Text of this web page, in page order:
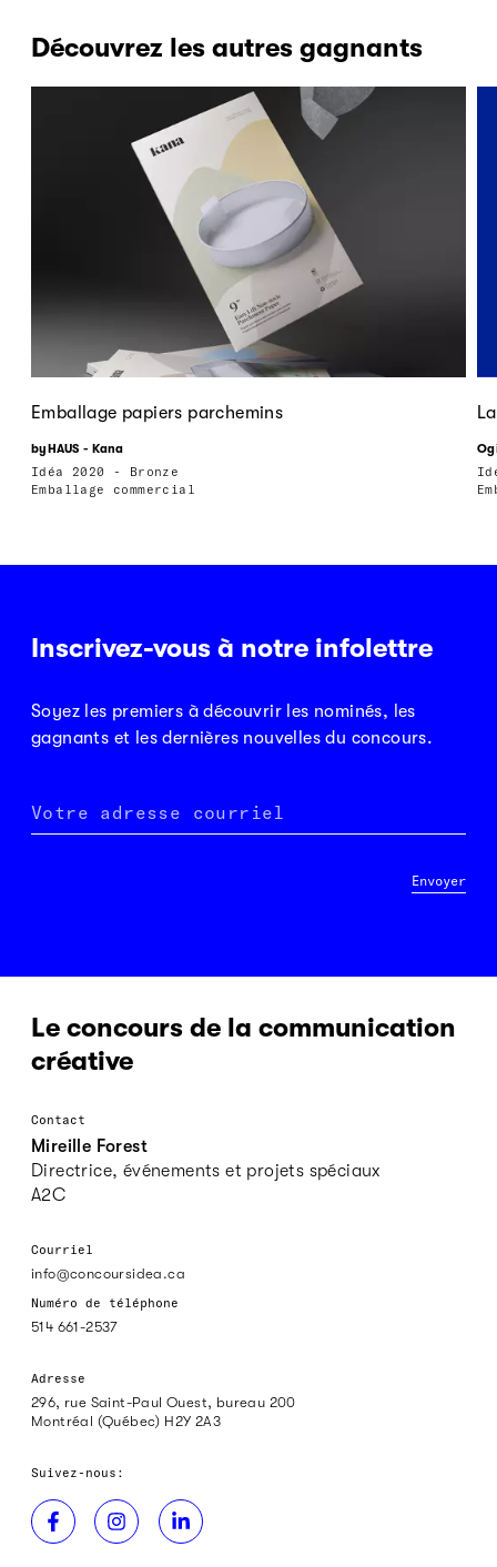
Découvrez les autres gagnants
Emballage papiers parchemins
byHAUS - Kana
Idéa 2020 - Bronze
Emballage commercial
Inscrivez-vous à notre infolettre
Soyez les premiers à découvrir les nominés, les
gagnants et les dernières nouvelles du concours.
Votre adresse courriel
Envoyer
Le concours de la communication
créative
Contact
Mireille Forest
Directrice, événements et projets spéciaux
A2C
Courriel
info@concoursidea.ca
Numéro de téléphone
514 661-2537
Adresse
296, rue Saint-Paul Ouest, bureau 200
Montréal (Québec) H2Y 2A3
Suivez-nous: